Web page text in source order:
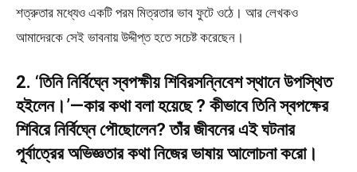
শত্রুতার মধ্যেও একটি পরম মিত্রতার ভাব ফুটে ওঠে। আর লেখকও
আমাদেরকে সেই ভাবনায় উদ্দীপ্ত হতে সচেষ্ট করেছেন।
2. ‘তিনি নির্বিঘ্নে স্বপক্ষীয় শিবিরসন্নিবেশ স্থানে উপস্থিত
হইলেন।’—কার কথা বলা হয়েছে ? কীভাবে তিনি স্বপক্ষের
শিবিরে নির্বিঘ্নে পৌছােলেন? তাঁর জীবনের এই ঘটনার
পূর্বাত্রের অভিজ্ঞতার কথা নিজের ভাষায় আলােচনা করাে।